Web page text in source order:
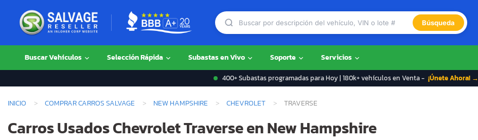
Búsqueda
Buscar Vehículos Selección Rápida Subastas en Vivo Soporte Servicios
400+ Subastas programadas para Hoy | 180k+ vehículos en Venta - ¡Únete Ahora! →
INICIO COMPRAR CARROS SALVAGE NEW HAMPSHIRE CHEVROLET TRAVERSE
Carros Usados Chevrolet Traverse en New Hampshire